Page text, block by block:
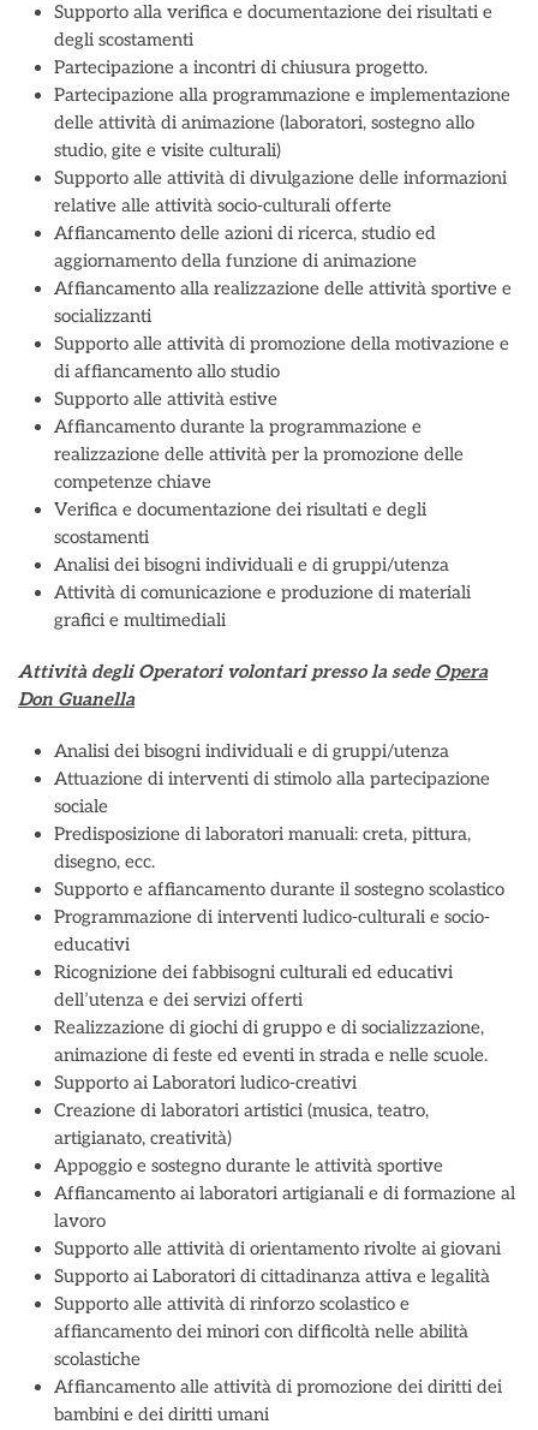
Supporto alla verifica e documentazione dei risultati e
degli scostamenti
Partecipazione a incontri di chiusura progetto.
Partecipazione alla programmazione e implementazione
delle attività di animazione (laboratori, sostegno allo
studio, gite e visite culturali)
Supporto alle attività di divulgazione delle informazioni
relative alle attività socio-culturali offerte
Affiancamento delle azioni di ricerca, studio ed
aggiornamento della funzione di animazione
Affiancamento alla realizzazione delle attività sportive e
socializzanti
Supporto alle attività di promozione della motivazione e
di affiancamento allo studio
Supporto alle attività estive
Affiancamento durante la programmazione e
realizzazione delle attività per la promozione delle
competenze chiave
Verifica e documentazione dei risultati e degli
scostamenti
Analisi dei bisogni individuali e di gruppi/utenza
Attività di comunicazione e produzione di materiali
grafici e multimediali
Attività degli Operatori volontari presso la sede Opera
Don Guanella
Analisi dei bisogni individuali e di gruppi/utenza
Attuazione di interventi di stimolo alla partecipazione
sociale
Predisposizione di laboratori manuali: creta, pittura,
disegno, ecc.
Supporto e affiancamento durante il sostegno scolastico
Programmazione di interventi ludico-culturali e socio-
educativi
Ricognizione dei fabbisogni culturali ed educativi
dell’utenza e dei servizi offerti
Realizzazione di giochi di gruppo e di socializzazione,
animazione di feste ed eventi in strada e nelle scuole.
Supporto ai Laboratori ludico-creativi
Creazione di laboratori artistici (musica, teatro,
artigianato, creatività)
Appoggio e sostegno durante le attività sportive
Affiancamento ai laboratori artigianali e di formazione al
lavoro
Supporto alle attività di orientamento rivolte ai giovani
Supporto ai Laboratori di cittadinanza attiva e legalità
Supporto alle attività di rinforzo scolastico e
affiancamento dei minori con difficoltà nelle abilità
scolastiche
Affiancamento alle attività di promozione dei diritti dei
bambini e dei diritti umani